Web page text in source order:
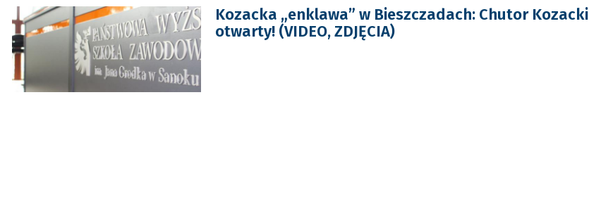
Kozacka „enklawa” w Bieszczadach: Chutor Kozacki
otwarty! (VIDEO, ZDJĘCIA)